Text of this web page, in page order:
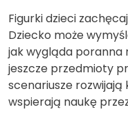
Figurki dzieci
Dziecko może
jak wygląda poranna
jeszcze przedmioty
scenariusze
wspierają naukę